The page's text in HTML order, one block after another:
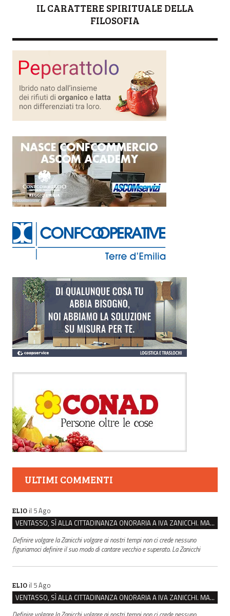
IL CARATTERE SPIRITUALE DELLA
FILOSOFIA
ULTIMI COMMENTI
ELIO il 5 Ago
VENTASSO, SÌ ALLA CITTADINANZA ONORARIA A IVA ZANICCHI. MA BARGIACCHI: “È DI PESSIMO GUSTO”
Definire volgare la Zanicchi volgare ai nostri tempi non ci crede nessuno
figuriamoci definire il suo modo di cantare vecchio e superato. La Zanicchi
ELIO il 5 Ago
VENTASSO, SÌ ALLA CITTADINANZA ONORARIA A IVA ZANICCHI. MA BARGIACCHI: “È DI PESSIMO GUSTO”